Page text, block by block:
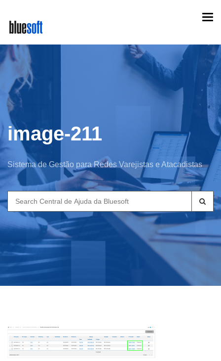
main
content
image-211
Sistema de Gestão para Redes Varejistas e Atacadistas
Search
for: